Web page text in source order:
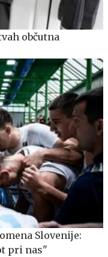
občutna
Slovenije:
pri nas"